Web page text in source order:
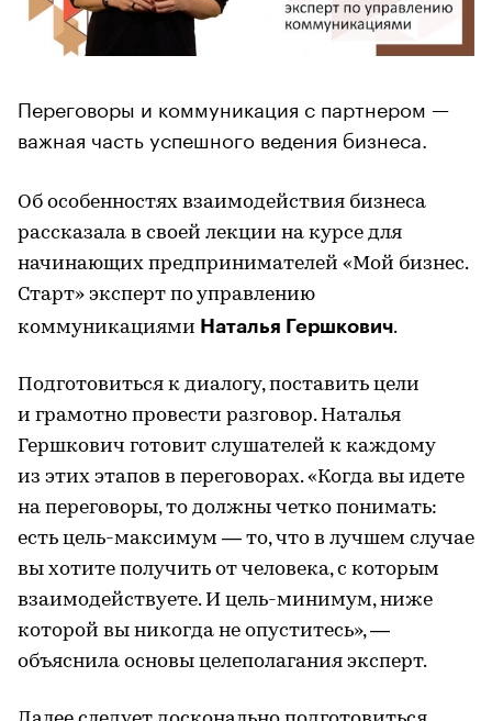
Переговоры и коммуникация с партнером —
важная часть успешного ведения бизнеса.
Об особенностях взаимодействия бизнеса
рассказала в своей лекции на курсе для
начинающих предпринимателей «Мой бизнес.
Старт» эксперт по управлению
коммуникациями Наталья Гершкович.
Подготовиться к диалогу, поставить цели
и грамотно провести разговор. Наталья
Гершкович готовит слушателей к каждому
из этих этапов в переговорах. «Когда вы идете
на переговоры, то должны четко понимать:
есть цель-максимум — то, что в лучшем случае
вы хотите получить от человека, с которым
взаимодействуете. И цель-минимум, ниже
которой вы никогда не опуститесь», —
объяснила основы целеполагания эксперт.